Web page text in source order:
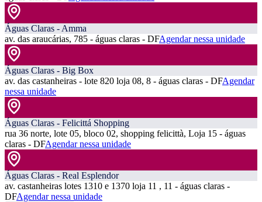
Águas Claras - Amma
av. das araucárias, 785 - águas claras - DFAgendar nessa unidade
Águas Claras - Big Box
av. das castanheiras - lote 820 loja 08, 8 - águas claras - DFAgendar
nessa unidade
Águas Claras - Felicittá Shopping
rua 36 norte, lote 05, bloco 02, shopping felicittà, Loja 15 - águas
claras - DFAgendar nessa unidade
Águas Claras - Real Esplendor
av. castanheiras lotes 1310 e 1370 loja 11 , 11 - águas claras -
DFAgendar nessa unidade